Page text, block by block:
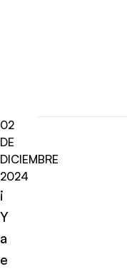
02
DE
DICIEMBRE
2024
¡
Y
a
e